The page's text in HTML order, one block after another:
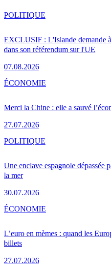
EXCLUSIF : L'Islande demande
dans son référendum sur l'UE
07.08.2026
POLITIQUE
Merci la Chine : elle a sauvé
27.07.2026
ÉCONOMIE
Une enclave espagnole
la mer
30.07.2026
POLITIQUE
L’euro en mèmes : quand les
billets
27.07.2026
ÉCONOMIE